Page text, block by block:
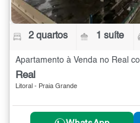
2 quartos 1 suíte
Apartamento à Venda no Real
Real
Litoral - Praia Grande